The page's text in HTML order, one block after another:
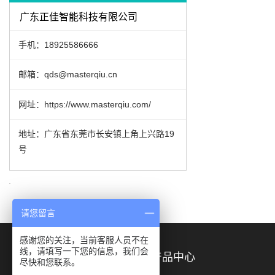
广东正佳智能科技有限公司
手机：18925586666
邮箱：qds@masterqiu.cn
网址：https://www.masterqiu.com/
地址：广东省东莞市长安镇上角上兴路19
号
关于正佳 产品中心
请您留言
感谢您的关注，当前客服人员不在
线，请填写一下您的信息，我们会
尽快和您联系。